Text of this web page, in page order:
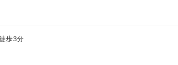
歩3分